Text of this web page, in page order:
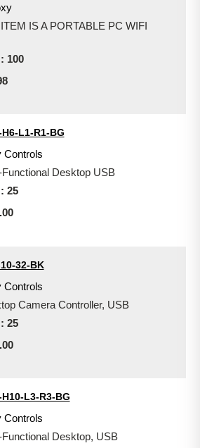
IS A PORTABLE PC WIFI
100
H6-L1-R1-BG
Controls
Functional Desktop USB
25
32-BK
Controls
Camera Controller, USB
25
H10-L3-R3-BG
Controls
Functional Desktop, USB